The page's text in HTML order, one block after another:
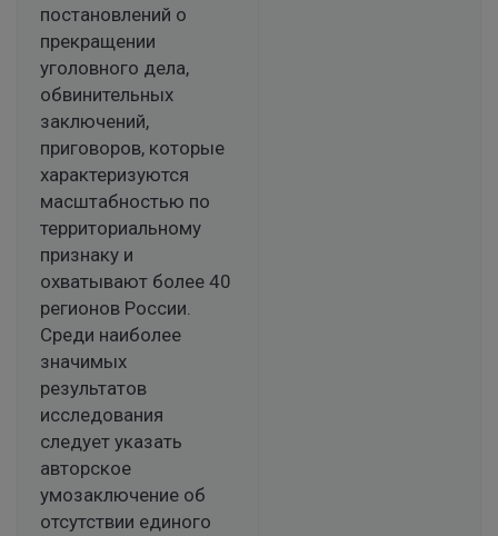
постановлений о
прекращении
уголовного дела,
обвинительных
заключений,
приговоров, которые
характеризуются
масштабностью по
территориальному
признаку и
охватывают более 40
регионов России.
Среди наиболее
значимых
результатов
исследования
следует указать
авторское
умозаключение об
отсутствии единого